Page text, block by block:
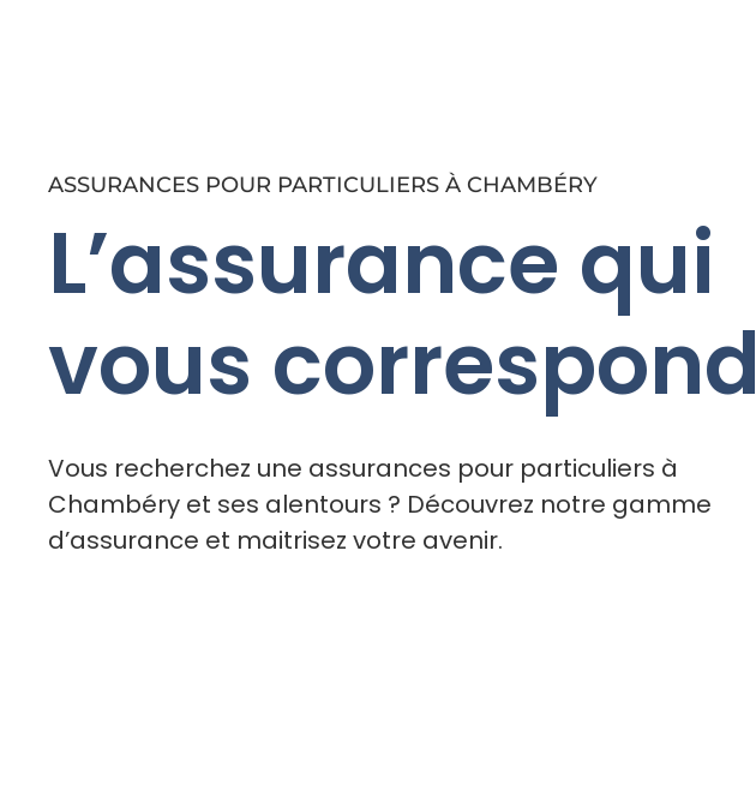
ASSURANCES POUR PARTICULIERS À CHAMBÉRY
L’assurance qui
vous correspond
Vous recherchez une assurances pour particuliers à
Chambéry et ses alentours ? Découvrez notre gamme
d’assurance et maitrisez votre avenir.